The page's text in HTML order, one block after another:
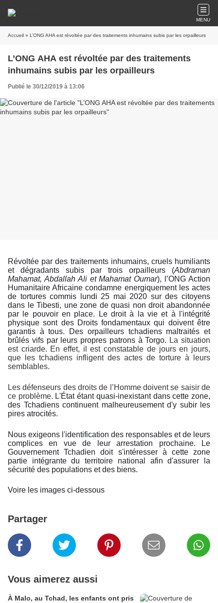
MENU
Accueil » L’ONG AHA est révoltée par des traitements inhumains subis par les orpailleurs
L’ONG AHA est révoltée par des traitements
inhumains subis par les orpailleurs
Publié le 30/12/2019 à 13:06
Révoltée par des traitements inhumains, cruels humiliants
et dégradants subis par trois orpailleurs (Abdraman
Mahamat, Abdallah Ali et Mahamat Oumar), l’ONG Action
Humanitaire Africaine condamne energiquement les actes
de tortures commis lundi 25 mai 2020 sur des citoyens
dans le Tibesti, une zone de quasi non droit abandonnée
par le pouvoir en place. Le droit à la vie et à l'intégrité
physique sont des Droits fondamentaux qui doivent être
garantis à tous.
Des orpailleurs tchadiens maltraités et
brûlés vifs par leurs propres patrons à Torgo. La situation
est criarde. En effet, il est constatable de jours en jours,
que les tchadiens infligent des actes de torture à leurs
semblables.
Les défenseurs des droits de l’Homme doivent se saisir de
ce problème. L'État étant quasi-inexistant dans cette zone,
des Tchadiens continuent malheureusement d'y subir les
pires atrocités.
Nous exigeons l'identification des responsables et de leurs
complices en vue de leur arrestation prochaine. Le
Gouvernement Tchadien doit s'intéresser à cette zone
partie intégrante du territoire national afin d'assurer la
sécurité des populations et des biens.
Voire les images ci-dessous
Partager
Vous aimerez aussi
À Malo, au Tchad, les enfants ont pris